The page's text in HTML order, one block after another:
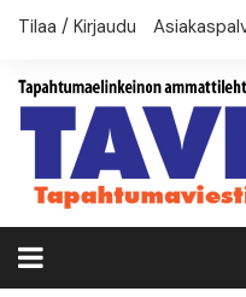
Skip
Tilaa / Kirjaudu